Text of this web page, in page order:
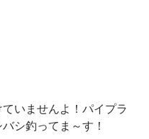
いませんよ！パイプラ
シ釣ってま～す！